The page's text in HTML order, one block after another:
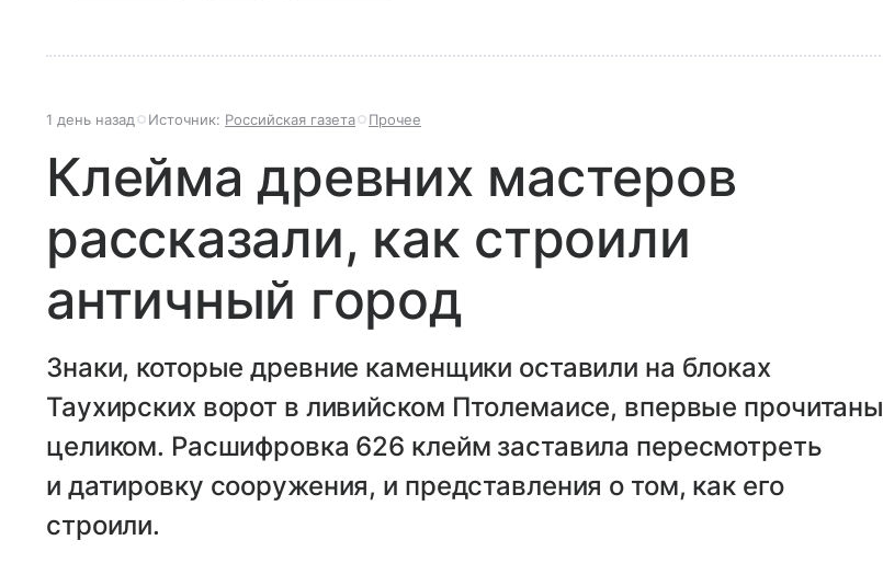
1 день назад Источник: Российская газета Прочее
Клейма древних мастеров
рассказали, как строили
античный город
Знаки, которые древние каменщики оставили на блоках
Таухирских ворот в ливийском Птолемаисе, впервые прочитаны
целиком. Расшифровка 626 клейм заставила пересмотреть
и датировку сооружения, и представления о том, как его
строили.